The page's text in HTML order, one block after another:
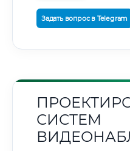
Задать вопрос в Telegram
СИСТЕМ